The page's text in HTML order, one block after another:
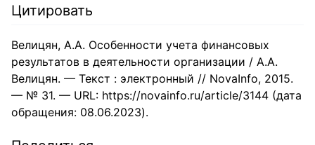
Цитировать
Велицян, А.А. Особенности учета финансовых
результатов в деятельности организации / А.А.
Велицян. — Текст : электронный // NovaInfo, 2015.
— № 31. — URL: https://novainfo.ru/article/3144 (дата
обращения: 08.06.2023).